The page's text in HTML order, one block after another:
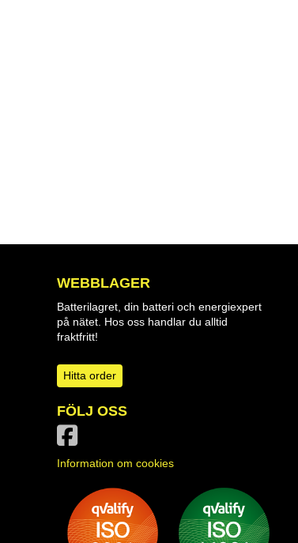
WEBBLAGER
Batterilagret, din batteri och energiexpert
på nätet. Hos oss handlar du alltid
fraktfritt!
Hitta order
FÖLJ OSS
Information om cookies